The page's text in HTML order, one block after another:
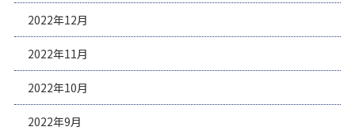
2022年12月
2022年11月
2022年10月
2022年9月